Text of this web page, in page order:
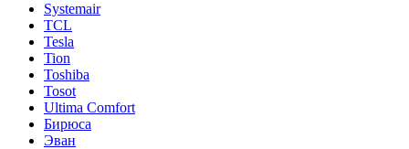
Systemair
TCL
Tesla
Tion
Toshiba
Tosot
Ultima Comfort
Бирюса
Эван